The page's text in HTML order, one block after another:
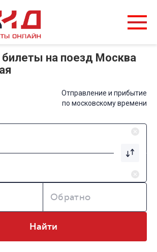
на поезд Москва
Отправление и прибытие
по московскому времени
Обратно
Найти